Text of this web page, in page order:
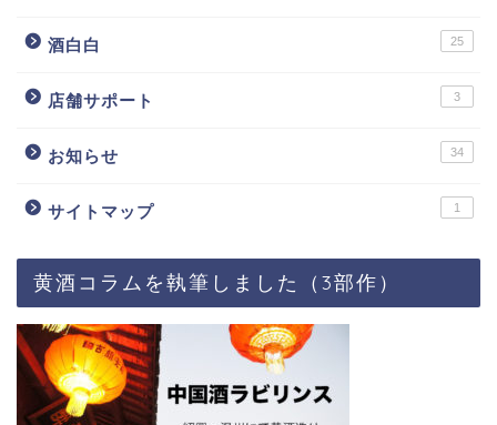
酒白白 25
店舗サポート 3
お知らせ 34
サイトマップ 1
黄酒コラムを執筆しました（3部作）